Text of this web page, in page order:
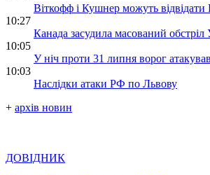
Віткофф і Кушнер можуть відвідати
10:27
Канада засудила масований обстріл
10:05
У ніч проти 31 липня ворог
10:03
Наслідки атаки РФ по Львову
+ архів новин
ДОВІДНИК